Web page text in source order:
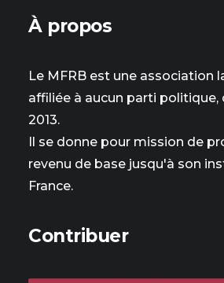
À propos
Le MFRB est une association
affiliée à aucun parti politique,
2013.
Il se donne pour mission de
revenu de base jusqu'à son
France.
Contribuer